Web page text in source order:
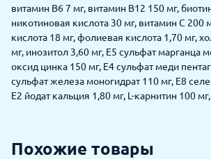
витамин В6 7 мг, витамин В12 150 мг,
никотиновая кислота 30 мг, витамин С 200
кислота 18 мг, фолиевая кислота 1,70 мг,
мг, инозитол 3,60 мг, Е5 сульфат марганца
оксид цинка 150 мг, Е4 сульфат меди
сульфат железа моногидрат 110 мг, Е8
Е2 йодат кальция 1,80 мг, L-карнитин 100
Похожие товары